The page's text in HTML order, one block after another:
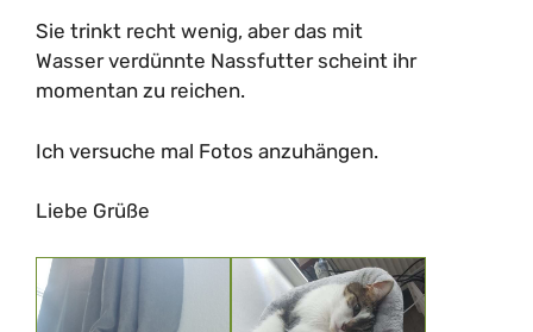
Sie trinkt recht wenig, aber das mit
Wasser verdünnte Nassfutter scheint ihr
momentan zu reichen.
Ich versuche mal Fotos anzuhängen.
Liebe Grüße